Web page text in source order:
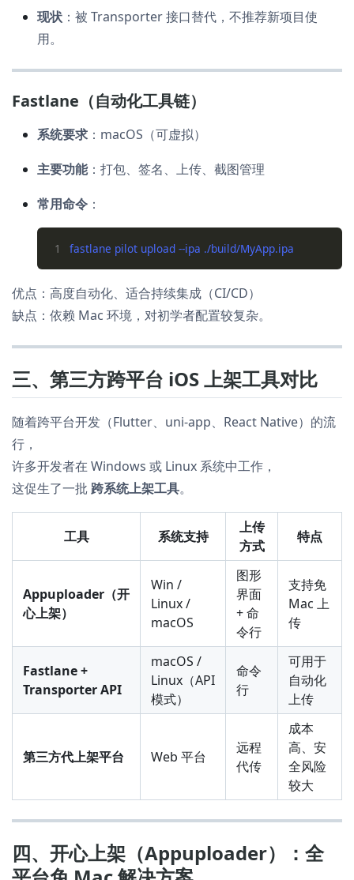
现状 ：被 Transporter 接口替代，不推荐新项目使
用。
Fastlane（自动化工具链）
系统要求 ：macOS（可虚拟）
主要功能：打包、签名、上传、截图管理
常用命令 ：
1
优点：高度自动化、适合持续集成（CI/CD）
缺点：依赖 Mac 环境，对初学者配置较复杂。
三、第三方跨平台 iOS 上架工具对比
随着跨平台开发（Flutter、uni-app、React Native）的流
行，
许多开发者在 Windows 或 Linux 系统中工作，
这促生了一批 跨系统上架工具。
工具 系统支持
上传
方式
特点
Appuploader（开
心上架）
Win /
Linux /
macOS
图形
界面
+ 命
令行
支持免
Mac 上
传
Fastlane +
Transporter API
macOS /
Linux（API
模式）
命令
行
可用于
自动化
上传
第三方代上架平台 Web 平台
远程
代传
成本
高、安
全风险
较大
四、开心上架（Appuploader）：全